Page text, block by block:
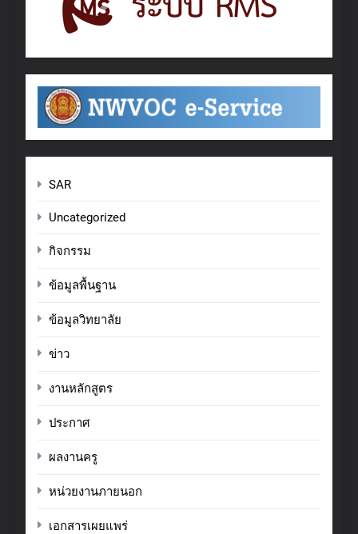
SAR
Uncategorized
กิจกรรม
ข้อมูลพื้นฐาน
ข้อมูลวิทยาลัย
ข่าว
งานหลักสูตร
ประกาศ
ผลงานครู
หน่วยงานภายนอก
เอกสารเผยแพร่